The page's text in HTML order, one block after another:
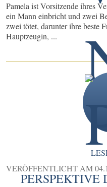
Pamela ist Vorsitzende ihres
ein Mann einbricht und zwei
zwei tötet, darunter ihre beste
Hauptzeugin, ...
VERÖFFENTLICHT AM
PERSPEKTIVE